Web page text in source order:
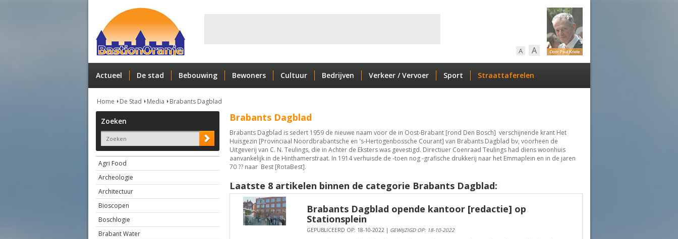
A A
Actueel De stad Bebouwing Bewoners Cultuur Bedrijven Verkeer / Vervoer Sport Straattaferelen
Home De Stad Media Brabants Dagblad
Zoeken
Agri Food
Archeologie
Architectuur
Bioscopen
Boschlogie
Brabant Water
Brabants Dagblad
Brabants Dagblad is sedert 1959 de nieuwe naam voor de in Oost-Brabant [rond Den Bosch] verschijnende krant Het
Huisgezin [Provinciaal Noordbrabantsche en 's-Hertogenbossche Courant] van Brabants Dagblad bv, voorheen de
Uitgeverij van C. N. Teulings, die in Achter de Eksters was gevestigd. Directiuer Coenraad Teulings had diens woonhuis
aanvankelijk in de Hinthamerstraat. In 1914 verhuisde de -toen nog -grafische drukkerij naar het Emmaplein en in de jaren
70 ?? naar Best [RotaBest].
Laatste 8 artikelen binnen de categorie Brabants Dagblad:
Brabants Dagblad opende kantoor [redactie] op
Stationsplein
GEPUBLICEERD OP: 18-10-2022 | GEWIJZIGD OP: 18-10-2022